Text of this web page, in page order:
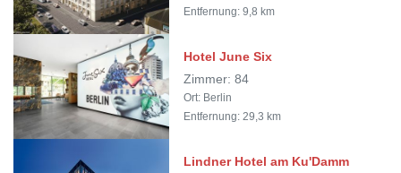
Entfernung: 9,8 km
Hotel June Six
Zimmer: 84
Ort: Berlin
Entfernung: 29,3 km
Lindner Hotel am Ku'Damm